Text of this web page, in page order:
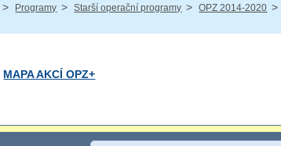
/ Programy / Starší operační programy / OPZ 2014-2020 /
MAPA AKCÍ OPZ+